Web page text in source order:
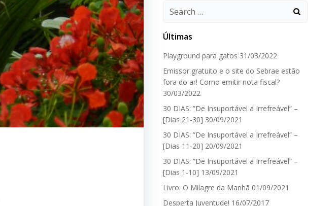
Search
Últimas
Playground para gatos 31/03/2022
Emissor gratuito e o site do Sebrae estão
fora do ar! Como emitir nota fiscal?
30/03/2022
30 DIAS: ”De Insuportável a Irrefreável” –
[Dias 21-30] 30/09/2021
30 DIAS: ”De Insuportável a Irrefreável” –
[Dias 11-20] 20/09/2021
30 DIAS: ”De Insuportável a Irrefreável” –
[Dias 1-10] 13/09/2021
Livro: O Milagre da Manhã 01/09/2021
Desperta Juventude! 16/07/2017